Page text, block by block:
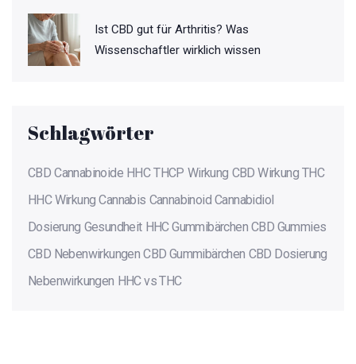
Ist CBD gut für Arthritis? Was
Wissenschaftler wirklich wissen
Schlagwörter
CBD Cannabinoide HHC THCP Wirkung CBD Wirkung THC
HHC Wirkung Cannabis Cannabinoid Cannabidiol
Dosierung Gesundheit HHC Gummibärchen CBD Gummies
CBD Nebenwirkungen CBD Gummibärchen CBD Dosierung
Nebenwirkungen HHC vs THC